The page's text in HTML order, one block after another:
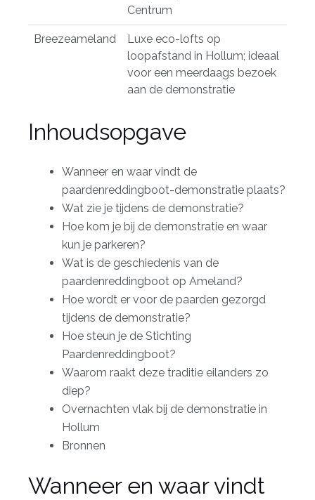
Centrum
Breezeameland
Luxe eco-lofts op
loopafstand in Hollum; ideaal
voor een meerdaags bezoek
aan de demonstratie
Inhoudsopgave
Wanneer en waar vindt de
paardenreddingboot-demonstratie plaats?
Wat zie je tijdens de demonstratie?
Hoe kom je bij de demonstratie en waar
kun je parkeren?
Wat is de geschiedenis van de
paardenreddingboot op Ameland?
Hoe wordt er voor de paarden gezorgd
tijdens de demonstratie?
Hoe steun je de Stichting
Paardenreddingboot?
Waarom raakt deze traditie eilanders zo
diep?
Overnachten vlak bij de demonstratie in
Hollum
Bronnen
Wanneer en waar vindt